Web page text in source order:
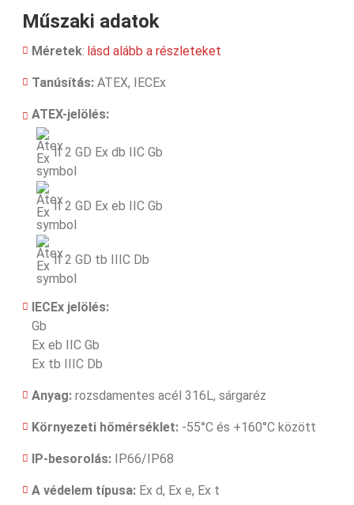
Műszaki adatok
Méretek: lásd alább a részleteket
Tanúsítás: ATEX, IECEx
ATEX-jelölés:
II 2 GD Ex db IIC Gb
II 2 GD Ex eb IIC Gb
II 2 GD tb IIIC Db
IECEx jelölés:
Gb
Ex eb IIC Gb
Ex tb IIIC Db
Anyag: rozsdamentes acél 316L, sárgaréz
Környezeti hőmérséklet: -55°C és +160°C között
IP-besorolás: IP66/IP68
A védelem típusa: Ex d, Ex e, Ex t